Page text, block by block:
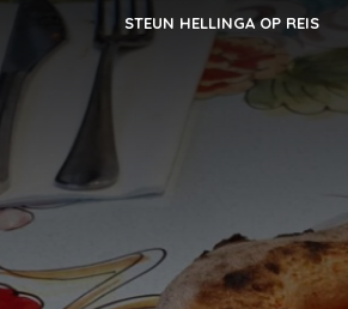
STEUN HELLINGA OP REIS